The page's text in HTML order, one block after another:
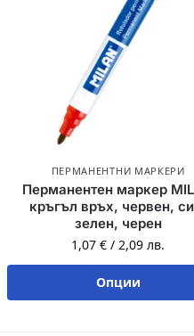
ПЕРМАНЕНТНИ МАРКЕРИ
Перманентен маркер
кръгъл връх, червен,
зелен, черен
1,07€ /2,09лв.
Опции